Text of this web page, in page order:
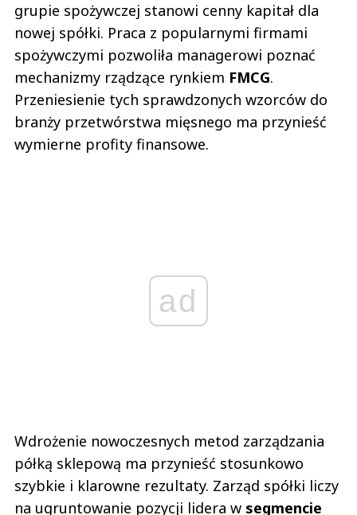
grupie spożywczej stanowi cenny kapitał dla
nowej spółki. Praca z popularnymi firmami
spożywczymi pozwoliła managerowi poznać
mechanizmy rządzące rynkiem FMCG.
Przeniesienie tych sprawdzonych wzorców do
branży przetwórstwa mięsnego ma przynieść
wymierne profity finansowe.
ad
Wdrożenie nowoczesnych metod zarządzania
półką sklepową ma przynieść stosunkowo
szybkie i klarowne rezultaty. Zarząd spółki liczy
na ugruntowanie pozycji lidera w segmencie